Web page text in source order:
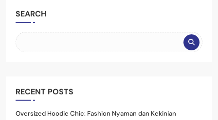
SEARCH
RECENT POSTS
Oversized Hoodie Chic: Fashion Nyaman dan Kekinian